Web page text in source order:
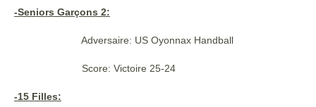
-Seniors Garçons 2:
Adversaire: US Oyonnax Handball
Score: Victoire 25-24
-15 Filles: